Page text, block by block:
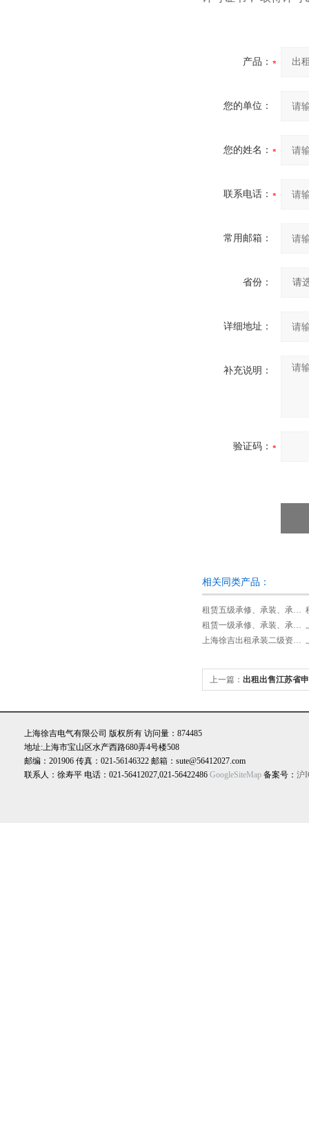
产品：
您的单位：
您的姓名：
联系电话：
常用邮箱：
省份：
详细地址：
补充说明：
验证码：
相关同类产品：
租赁五级承修、承装、承试类资质试验设备
租赁一级承修、承装、承试类资质试验设备
上海徐吉出租承装二级资质设备
上一篇： 出租出售江苏省
上海徐吉电气有限公司 版权所有 访问量：874485
地址:上海市宝山区水产西路680弄4号楼508
邮编：201906 传真：021-56146322 邮箱：sute@56412027.com
联系人：徐寿平 电话：021-56412027,021-56422486 GoogleSiteMap 备案号： 沪